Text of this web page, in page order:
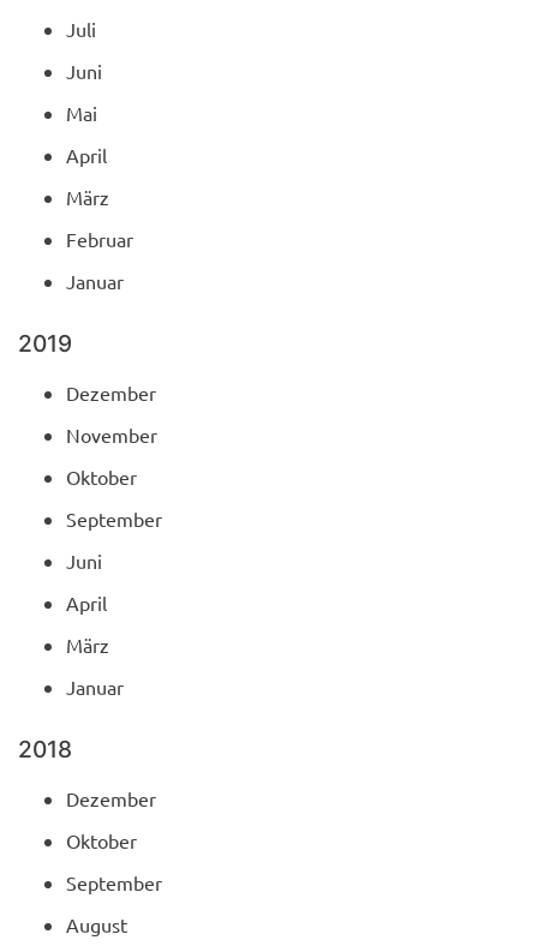
Juli
Juni
Mai
April
März
Februar
Januar
2019
Dezember
November
Oktober
September
Juni
April
März
Januar
2018
Dezember
Oktober
September
August